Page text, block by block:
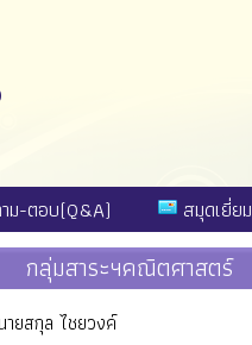
ม-ตอบ(Q&A) สมุดเยี่ยม
กลุ่มสาระฯคณิตศาสตร์
นายสกุล ไชยวงค์